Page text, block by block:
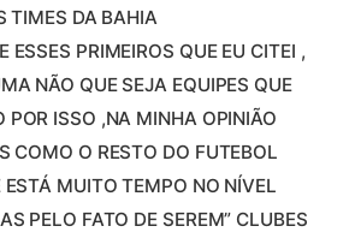
TIMES DA BAHIA
ESSES PRIMEIROS QUE EU CITEI ,
NÃO QUE SEJA EQUIPES QUE
POR ISSO ,NA MINHA OPINIÃO
COMO O RESTO DO FUTEBOL
ESTÁ MUITO TEMPO NO NÍVEL
PELO FATO DE SEREM” CLUBES